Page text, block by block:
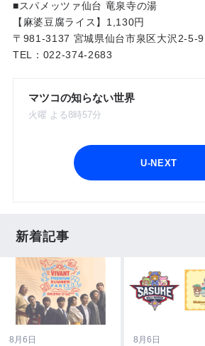
■スパメッツァ仙台 竜泉寺の湯
【麻婆豆腐ライス】1,130円
〒981-3137 宮城県仙台市泉区大沢2-5-9
TEL：022-374-2683
マツコの知らない世界
火曜 よる8時57分
U-NEXT
新着記事
8月6日 8月6日